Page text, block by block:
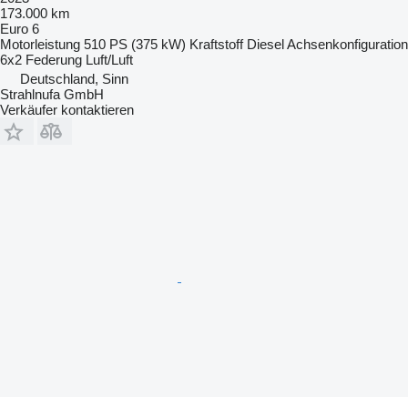
173.000 km
Euro 6
Motorleistung 510 PS (375 kW) Kraftstoff DieselAchsenkonfiguration
6x2 Federung Luft/Luft
Deutschland, Sinn
Strahlnufa GmbH
Verkäufer kontaktieren